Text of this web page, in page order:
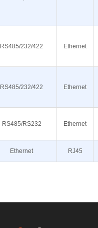
RS485/232/422 Ethernet
RS485/232/422 Ethernet
RS485/RS232 Ethernet
Ethernet RJ45